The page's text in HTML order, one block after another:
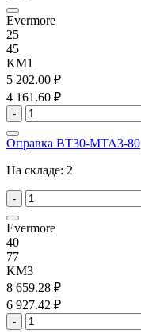
Evermore
25
45
KM1
5 202.00 ₽
4 161.60 ₽
-
Оправка BT30-MTA3-80
На складе: 2
-
Evermore
40
77
KM3
8 659.28 ₽
6 927.42 ₽
-